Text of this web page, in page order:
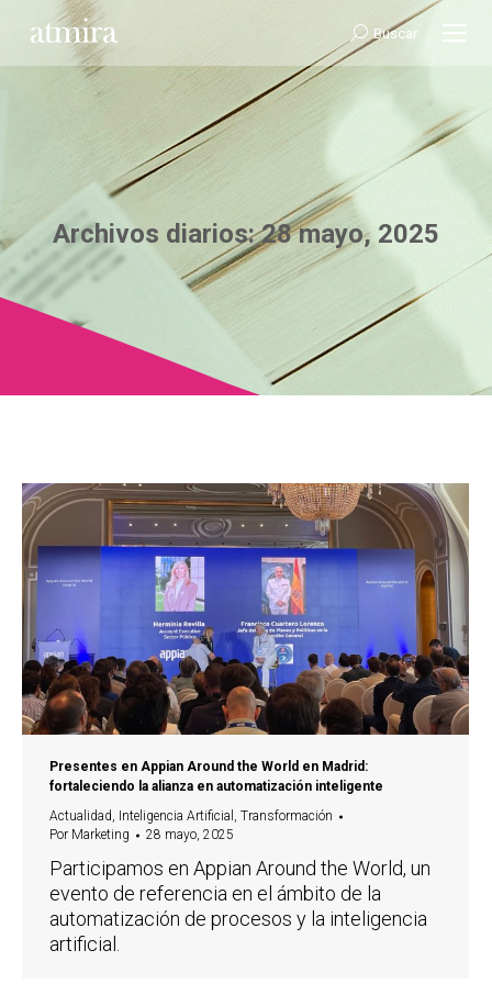
Buscar:
Buscar
Archivos diarios:28 mayo, 2025
Estás aquí:
Presentes en Appian Around the World en Madrid:
fortaleciendo la alianza en automatización inteligente
Actualidad, Inteligencia Artificial , Transformación
Por Marketing 28 mayo, 2025
Participamos en Appian Around the World, un
evento de referencia en el ámbito de la
automatización de procesos y la inteligencia
artificial.